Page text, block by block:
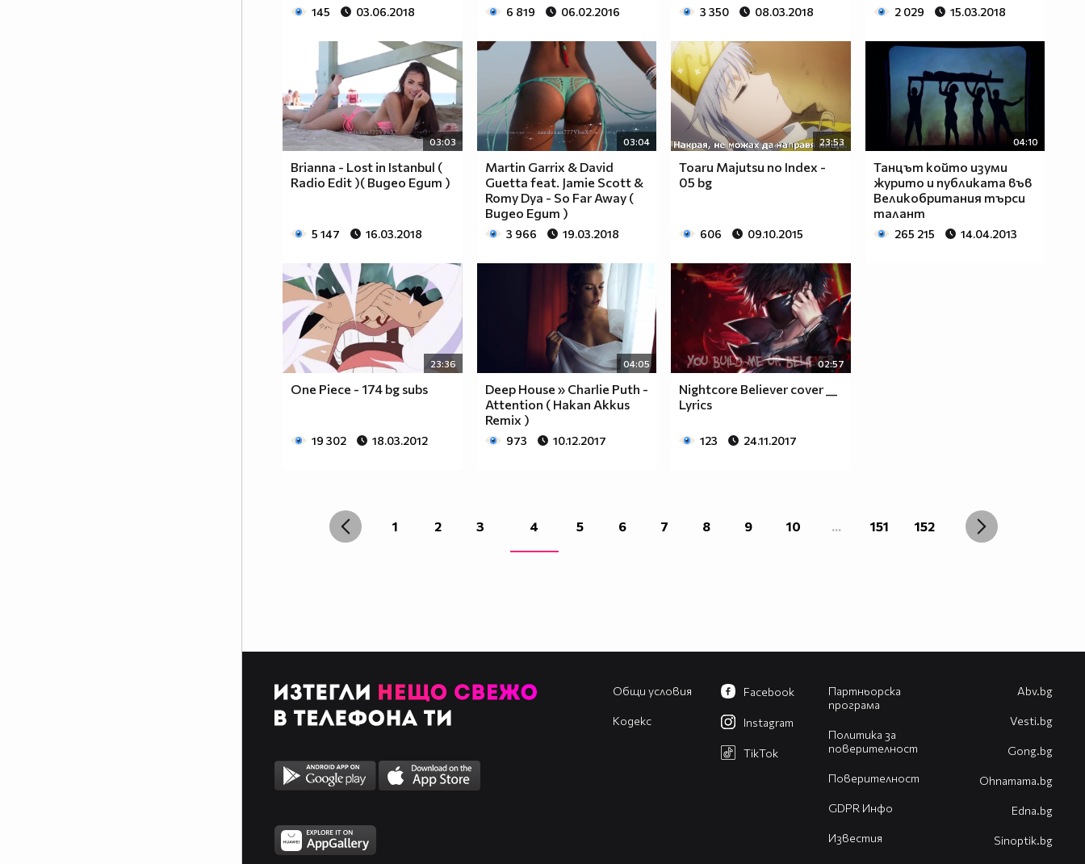
145 03.06.2018 6 819 06.02.2016 3 350 08.03.2018 2 029 15.03.2018
03:03
Brianna - Lost in Istanbul (
Radio Edit )( Видео Едит )
5 147 16.03.2018
03:04
Martin Garrix & David
Guetta feat. Jamie Scott &
Romy Dya - So Far Away (
Видео Едит )
3 966 19.03.2018
23:53
Toaru Majutsu no Index -
05 bg
606 09.10.2015
04:10
Танцът който изуми
журито и публиката във
Великобритания търси
талант
265 215 14.04.2013
23:36
One Piece - 174 bg subs
19 302 18.03.2012
04:05
Deep House » Charlie Puth -
Attention ( Hakan Akkus
Remix )
973 10.12.2017
02:57
Nightcore Believer cover __
Lyrics
123 24.11.2017
1 2 3 4 5 6 7 8 9 10 ... 151 152
Общи условия
Кодекс
Партньорска
програма
Политика за
поверителност
Поверителност
GDPR Инфо
Известия
Facebook
Instagram
TikTok
Abv.bg
Vesti.bg
Gong.bg
Оhnamama.bg
Edna.bg
Sinoptik.bg